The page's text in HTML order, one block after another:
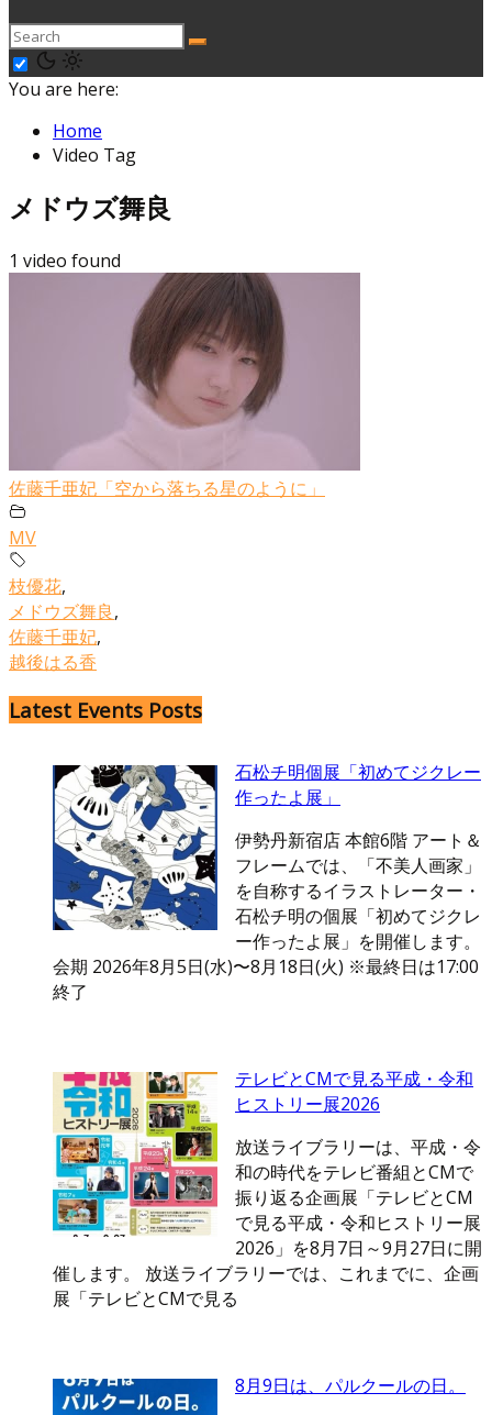
You are here:
Home
Video Tag
メドウズ舞良
1 video found
佐藤千亜妃「空から落ちる星のように」
MV
枝優花,
メドウズ舞良,
佐藤千亜妃,
越後はる香
Latest Events Posts
石松チ明個展「初めてジクレー
作ったよ展」
伊勢丹新宿店 本館6階 アート＆
フレームでは、「不美人画家」
を自称するイラストレーター・
石松チ明の個展「初めてジクレ
ー作ったよ展」を開催します。
会期 2026年8月5日(水)〜8月18日(火) ※最終日は17:00
終了
テレビとCMで見る平成・令和
ヒストリー展2026
放送ライブラリーは、平成・令
和の時代をテレビ番組とCMで
振り返る企画展「テレビとCM
で見る平成・令和ヒストリー展
2026」を8月7日～9月27日に開
催します。 放送ライブラリーでは、これまでに、企画
展「テレビとCMで見る
8月9日は、パルクールの日。